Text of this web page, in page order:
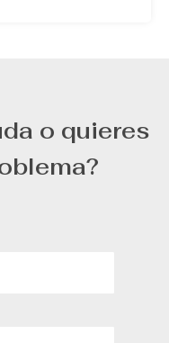
o quieres